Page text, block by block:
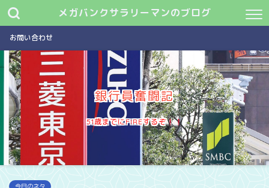
メガバンクサラリーマンのブログ
お問い合わせ
銀行員奮闘記
51歳までにFIREするぞ
今日のネタ